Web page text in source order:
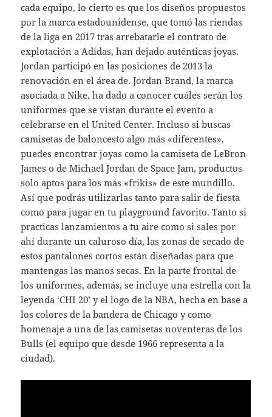
cada equipo, lo cierto es que los diseños propuestos
por la marca estadounidense, que tomó las riendas
de la liga en 2017 tras arrebatarle el contrato de
explotación a Adidas, han dejado auténticas joyas.
Jordan participó en las posiciones de 2013 la
renovación en el área de. Jordan Brand, la marca
asociada a Nike, ha dado a conocer cuáles serán los
uniformes que se vistan durante el evento a
celebrarse en el United Center. Incluso si buscas
camisetas de baloncesto algo más «diferentes»,
puedes encontrar joyas como la camiseta de LeBron
James o de Michael Jordan de Space Jam, productos
solo aptos para los más «frikis» de este mundillo.
Así que podrás utilizarlas tanto para salir de fiesta
como para jugar en tu playground favorito. Tanto si
practicas lanzamientos a tu aire como si sales por
ahí durante un caluroso día, las zonas de secado de
estos pantalones cortos están diseñadas para que
mantengas las manos secas. En la parte frontal de
los uniformes, además, se incluye una estrella con la
leyenda ‘CHI 20’ y el logo de la NBA, hecha en base a
los colores de la bandera de Chicago y como
homenaje a una de las camisetas noventeras de los
Bulls (el equipo que desde 1966 representa a la
ciudad).